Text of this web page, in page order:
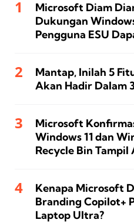
Microsoft Diam
Dukungan
Pengguna ESU
Mantap, Inilah 5
Akan Hadir Dalam
Microsoft
Windows 11 dan
Recycle Bin Tampil
Kenapa Microsoft
Branding Copilot+
Laptop Ultra?